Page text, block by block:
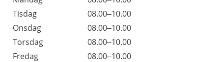
Tisdag
08.00–10.00
Onsdag
08.00–10.00
Torsdag
08.00–10.00
Fredag
08.00–10.00